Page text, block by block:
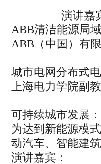
演讲嘉
ABB清洁能源局
ABB（中国）有
城市电网分布式
上海电力学院副
可持续城市发展：
为达到新能源模
动汽车、智能建
演讲嘉宾：